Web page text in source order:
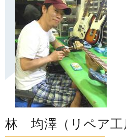
林 均澤（リペア工